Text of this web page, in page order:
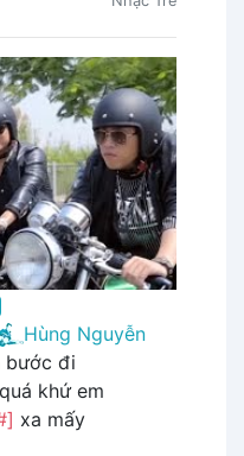
Hùng Nguyễn
bước đi
khứ em
xa mấy